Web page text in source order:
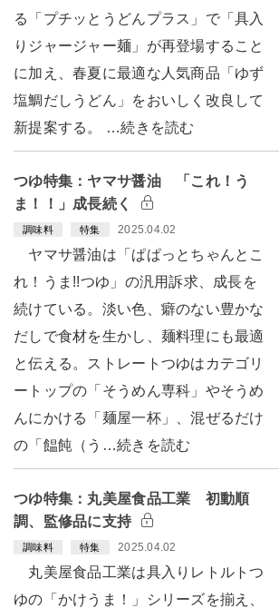
る「プチッとうどんプラス」で「具入
りジャージャー麺」が再登場すること
に加え、春夏に最適な人気商品「ゆず
塩鯛だしうどん」をおいしく改良して
新提案する。 …続きを読む
つゆ特集：ヤマサ醤油 「これ！う
ま！！」成長続く
調味料 特集 2025.04.02
ヤマサ醤油は「ぱぱっとちゃんとこ
れ！うま!!つゆ」の汎用訴求、成長を
続けている。淡い色、癖のない豊かな
だしで食材を生かし、麺料理にも最適
と伝える。ストレートつゆはカテゴリ
ートップの「そうめん専科」やそうめ
んにかける「麺屋一杯」、混ぜるだけ
の「饂飩（う…続きを読む
つゆ特集：丸美屋食品工業 初動順
調、監修品に支持
調味料 特集 2025.04.02
丸美屋食品工業は具入りレトルトつ
ゆの「かけうま！」シリーズを揃え、